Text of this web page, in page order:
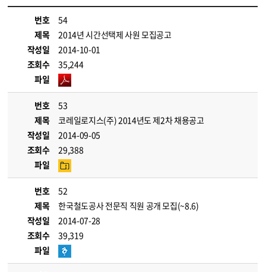
번호
54
제목
2014년 시간선택제 사원 모집공고
작성일
2014-10-01
조회수
35,244
파일
번호
53
제목
코레일로지스(주) 2014년도 제2차 채용공고
작성일
2014-09-05
조회수
29,388
파일
번호
52
제목
한국철도공사 전문직 직원 공개 모집(~8.6)
작성일
2014-07-28
조회수
39,319
파일